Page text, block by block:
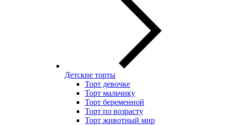
Детские торты
Торт девочке
Торт мальчику
Торт беременной
Торт по возрасту
Торт животный мир